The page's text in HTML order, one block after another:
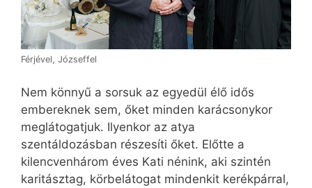
Férjével, Józseffel
Nem könnyű a sorsuk az egyedül élő idős
embereknek sem, őket minden karácsonykor
meglátogatjuk. Ilyenkor az atya
szentáldozásban részesíti őket. Előtte a
kilencvenhárom éves Kati nénink, aki szintén
karitásztag, körbelátogat mindenkit kerékpárral,